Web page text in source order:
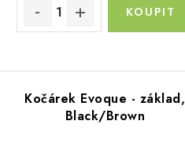
Kočárek Evoque - základ,
Black/Brown